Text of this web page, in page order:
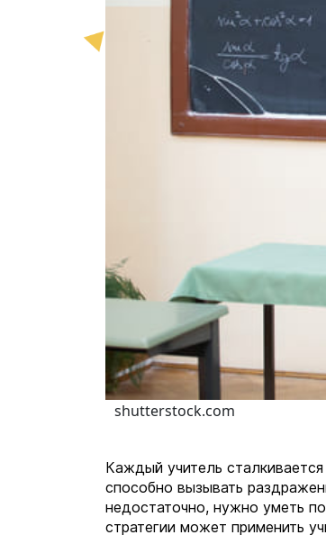
shutterstock.com
Каждый учитель
способно вызывать
недостаточно, нужно уметь
стратегии может применить